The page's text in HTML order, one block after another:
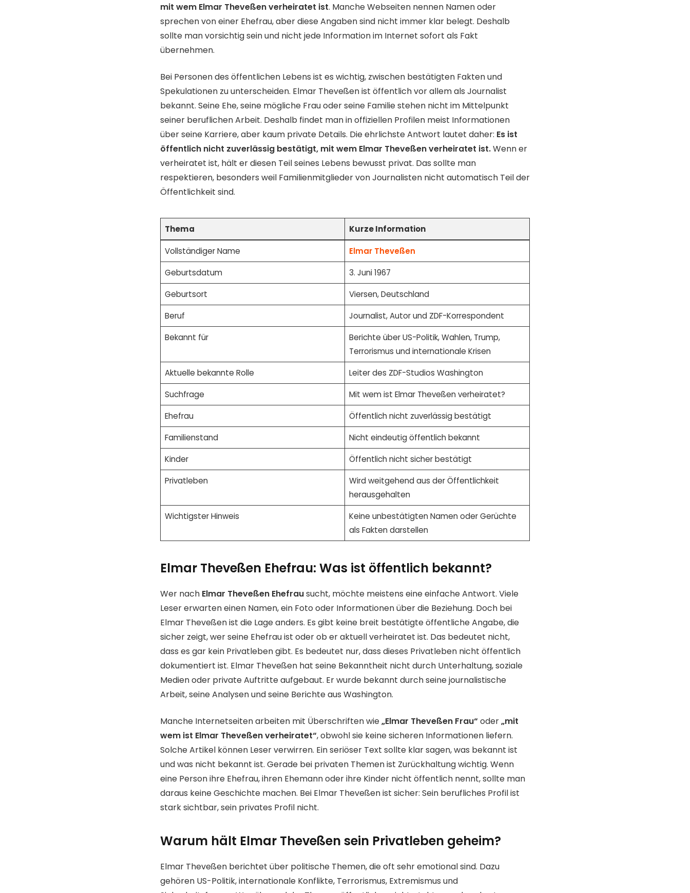
mit wem Elmar Theveßen verheiratet ist. Manche Webseiten nennen Namen oder
sprechen von einer Ehefrau, aber diese Angaben sind nicht immer klar belegt. Deshalb
sollte man vorsichtig sein und nicht jede Information im Internet sofort als Fakt
übernehmen.
Bei Personen des öffentlichen Lebens ist es wichtig, zwischen bestätigten Fakten und
Spekulationen zu unterscheiden. Elmar Theveßen ist öffentlich vor allem als Journalist
bekannt. Seine Ehe, seine mögliche Frau oder seine Familie stehen nicht im Mittelpunkt
seiner beruflichen Arbeit. Deshalb findet man in offiziellen Profilen meist Informationen
über seine Karriere, aber kaum private Details. Die ehrlichste Antwort lautet daher: Es ist
öffentlich nicht zuverlässig bestätigt, mit wem Elmar Theveßen verheiratet ist.Wenn er
verheiratet ist, hält er diesen Teil seines Lebens bewusst privat. Das sollte man
respektieren, besonders weil Familienmitglieder von Journalisten nicht automatisch Teil der
Öffentlichkeit sind.
Thema Kurze Information
Vollständiger Name
Elmar Theveßen
Geburtsdatum
3. Juni 1967
Geburtsort
Viersen, Deutschland
Beruf
Journalist, Autor und ZDF-Korrespondent
Bekannt für
Berichte über US-Politik, Wahlen, Trump,
Terrorismus und internationale Krisen
Aktuelle bekannte Rolle
Leiter des ZDF-Studios Washington
Suchfrage
Mit wem ist Elmar Theveßen verheiratet?
Ehefrau
Öffentlich nicht zuverlässig bestätigt
Familienstand
Nicht eindeutig öffentlich bekannt
Kinder
Öffentlich nicht sicher bestätigt
Privatleben
Wird weitgehend aus der Öffentlichkeit
herausgehalten
Wichtigster Hinweis
Keine unbestätigten Namen oder Gerüchte
als Fakten darstellen
Elmar Theveßen Ehefrau: Was ist öffentlich bekannt?
Wer nach Elmar Theveßen Ehefrausucht, möchte meistens eine einfache Antwort. Viele
Leser erwarten einen Namen, ein Foto oder Informationen über die Beziehung. Doch bei
Elmar Theveßen ist die Lage anders. Es gibt keine breit bestätigte öffentliche Angabe, die
sicher zeigt, wer seine Ehefrau ist oder ob er aktuell verheiratet ist. Das bedeutet nicht,
dass es gar kein Privatleben gibt. Es bedeutet nur, dass dieses Privatleben nicht öffentlich
dokumentiert ist. Elmar Theveßen hat seine Bekanntheit nicht durch Unterhaltung, soziale
Medien oder private Auftritte aufgebaut. Er wurde bekannt durch seine journalistische
Arbeit, seine Analysen und seine Berichte aus Washington.
Manche Internetseiten arbeiten mit Überschriften wie„Elmar Theveßen Frau“ oder„mit
wem ist Elmar Theveßen verheiratet“, obwohl sie keine sicheren Informationen liefern.
Solche Artikel können Leser verwirren. Ein seriöser Text sollte klar sagen, was bekannt ist
und was nicht bekannt ist. Gerade bei privaten Themen ist Zurückhaltung wichtig. Wenn
eine Person ihre Ehefrau, ihren Ehemann oder ihre Kinder nicht öffentlich nennt, sollte man
daraus keine Geschichte machen. Bei Elmar Theveßen ist sicher: Sein berufliches Profil ist
stark sichtbar, sein privates Profil nicht.
Warum hält Elmar Theveßen sein Privatleben geheim?
Elmar Theveßen berichtet über politische Themen, die oft sehr emotional sind. Dazu
gehören US-Politik, internationale Konflikte, Terrorismus, Extremismus und